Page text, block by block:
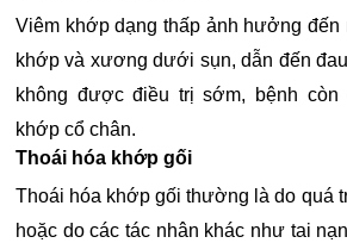
Viêm khớp dạng thấp ảnh hưởng đến
khớp và xương dưới sụn, dẫn đến
không được điều trị sớm, bệnh còn
khớp cổ chân.
Thoái hóa khớp gối
Thoái hóa khớp gối thường là do quá
hoặc do các tác nhân khác như tai